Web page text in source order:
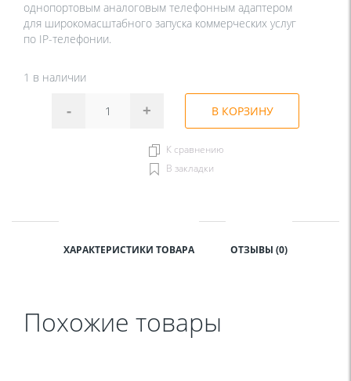
однопортовым аналоговым телефонным адаптером
для широкомасштабного запуска коммерческих услуг
по IP-телефонии.
1 в наличии
- + В КОРЗИНУ
К сравнению
В закладки
ХАРАКТЕРИСТИКИ ТОВАРА ОТЗЫВЫ (0)
Похожие товары